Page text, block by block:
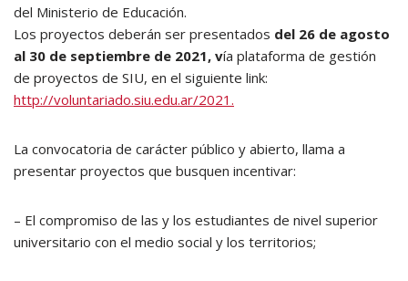
del Ministerio de Educación.
Los proyectos deberán ser presentados del 26 de agosto
al 30 de septiembre de 2021, vía plataforma de gestión
de proyectos de SIU, en el siguiente link:
http://voluntariado.siu.edu.ar/2021 .
La convocatoria de carácter público y abierto, llama a
presentar proyectos que busquen incentivar:
– El compromiso de las y los estudiantes de nivel superior
universitario con el medio social y los territorios;